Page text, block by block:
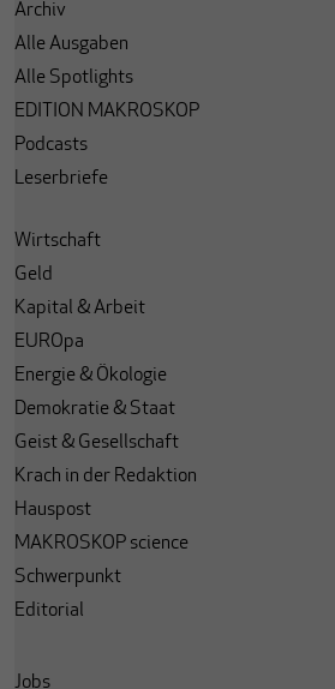
Archiv
Alle Ausgaben
Alle Spotlights
EDITION MAKROSKOP
Podcasts
Leserbriefe
Wirtschaft
Geld
Kapital & Arbeit
EUROpa
Energie & Ökologie
Demokratie & Staat
Geist & Gesellschaft
Krach in der Redaktion
Hauspost
MAKROSKOP science
Schwerpunkt
Editorial
Jobs